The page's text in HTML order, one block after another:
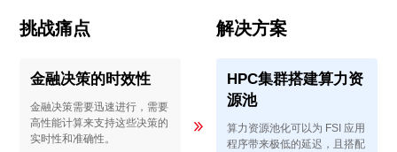
挑战痛点
金融决策的时效性
金融决策需要迅速进行，需要
高性能计算来支持这些决策的
实时性和准确性。
解决方案
HPC集群搭建算力资
源池
算力资源池化可以为 FSI 应用
程序带来极低的延迟，且搭配